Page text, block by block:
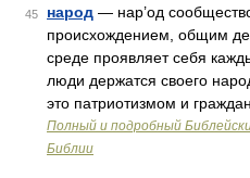
45 народ — нар’од
происхождением, общим
среде проявляет себя
люди держатся своего
это патриотизмом и
Полный и подробный
Библии